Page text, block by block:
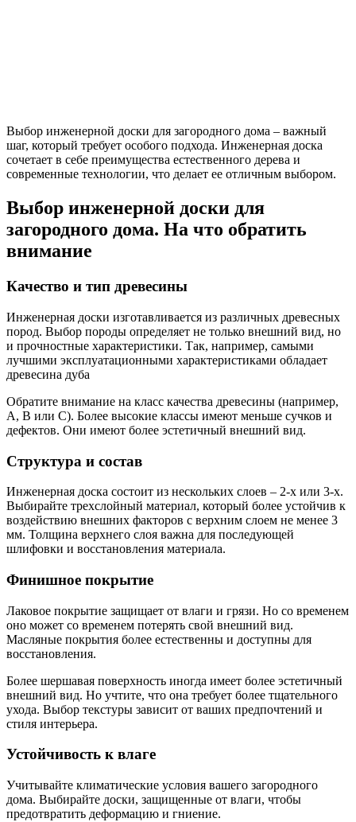
Выбор инженерной доски для загородного дома – важный
шаг, который требует особого подхода. Инженерная доска
сочетает в себе преимущества естественного дерева и
современные технологии, что делает ее отличным выбором.
Выбор инженерной доски для
загородного дома. На что обратить
внимание
Качество и тип древесины
Инженерная доски изготавливается из различных древесных
пород. Выбор породы определяет не только внешний вид, но
и прочностные характеристики. Так, например, самыми
лучшими эксплуатационными характеристиками обладает
древесина дуба
Обратите внимание на класс качества древесины (например,
A, B или C). Более высокие классы имеют меньше сучков и
дефектов. Они имеют более эстетичный внешний вид.
Структура и состав
Инженерная доска состоит из нескольких слоев – 2-х или 3-х.
Выбирайте трехслойный материал, который более устойчив к
воздействию внешних факторов с верхним слоем не менее 3
мм. Толщина верхнего слоя важна для последующей
шлифовки и восстановления материала.
Финишное покрытие
Лаковое покрытие защищает от влаги и грязи. Но со временем
оно может со временем потерять свой внешний вид.
Масляные покрытия более естественны и доступны для
восстановления.
Более шершавая поверхность иногда имеет более эстетичный
внешний вид. Но учтите, что она требует более тщательного
ухода. Выбор текстуры зависит от ваших предпочтений и
стиля интерьера.
Устойчивость к влаге
Учитывайте климатические условия вашего загородного
дома. Выбирайте доски, защищенные от влаги, чтобы
предотвратить деформацию и гниение.